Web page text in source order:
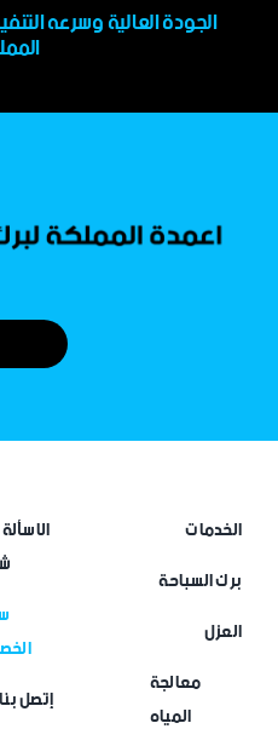
الجودة العالية وسرعه
الخدمات
برك السباحة
العزل
معالجة
المياه
إتصل بنا